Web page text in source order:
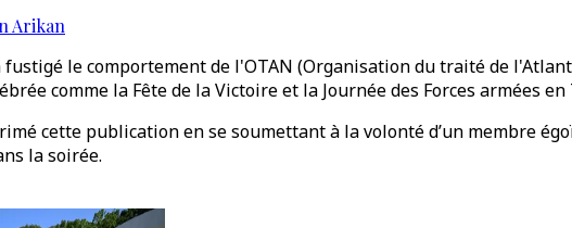
Arikan
le comportement de l'OTAN (Organisation du traité de
comme la Fête de la Victoire et la Journée des Forces armées en
cette publication en se soumettant à la volonté d’un membre
la soirée.